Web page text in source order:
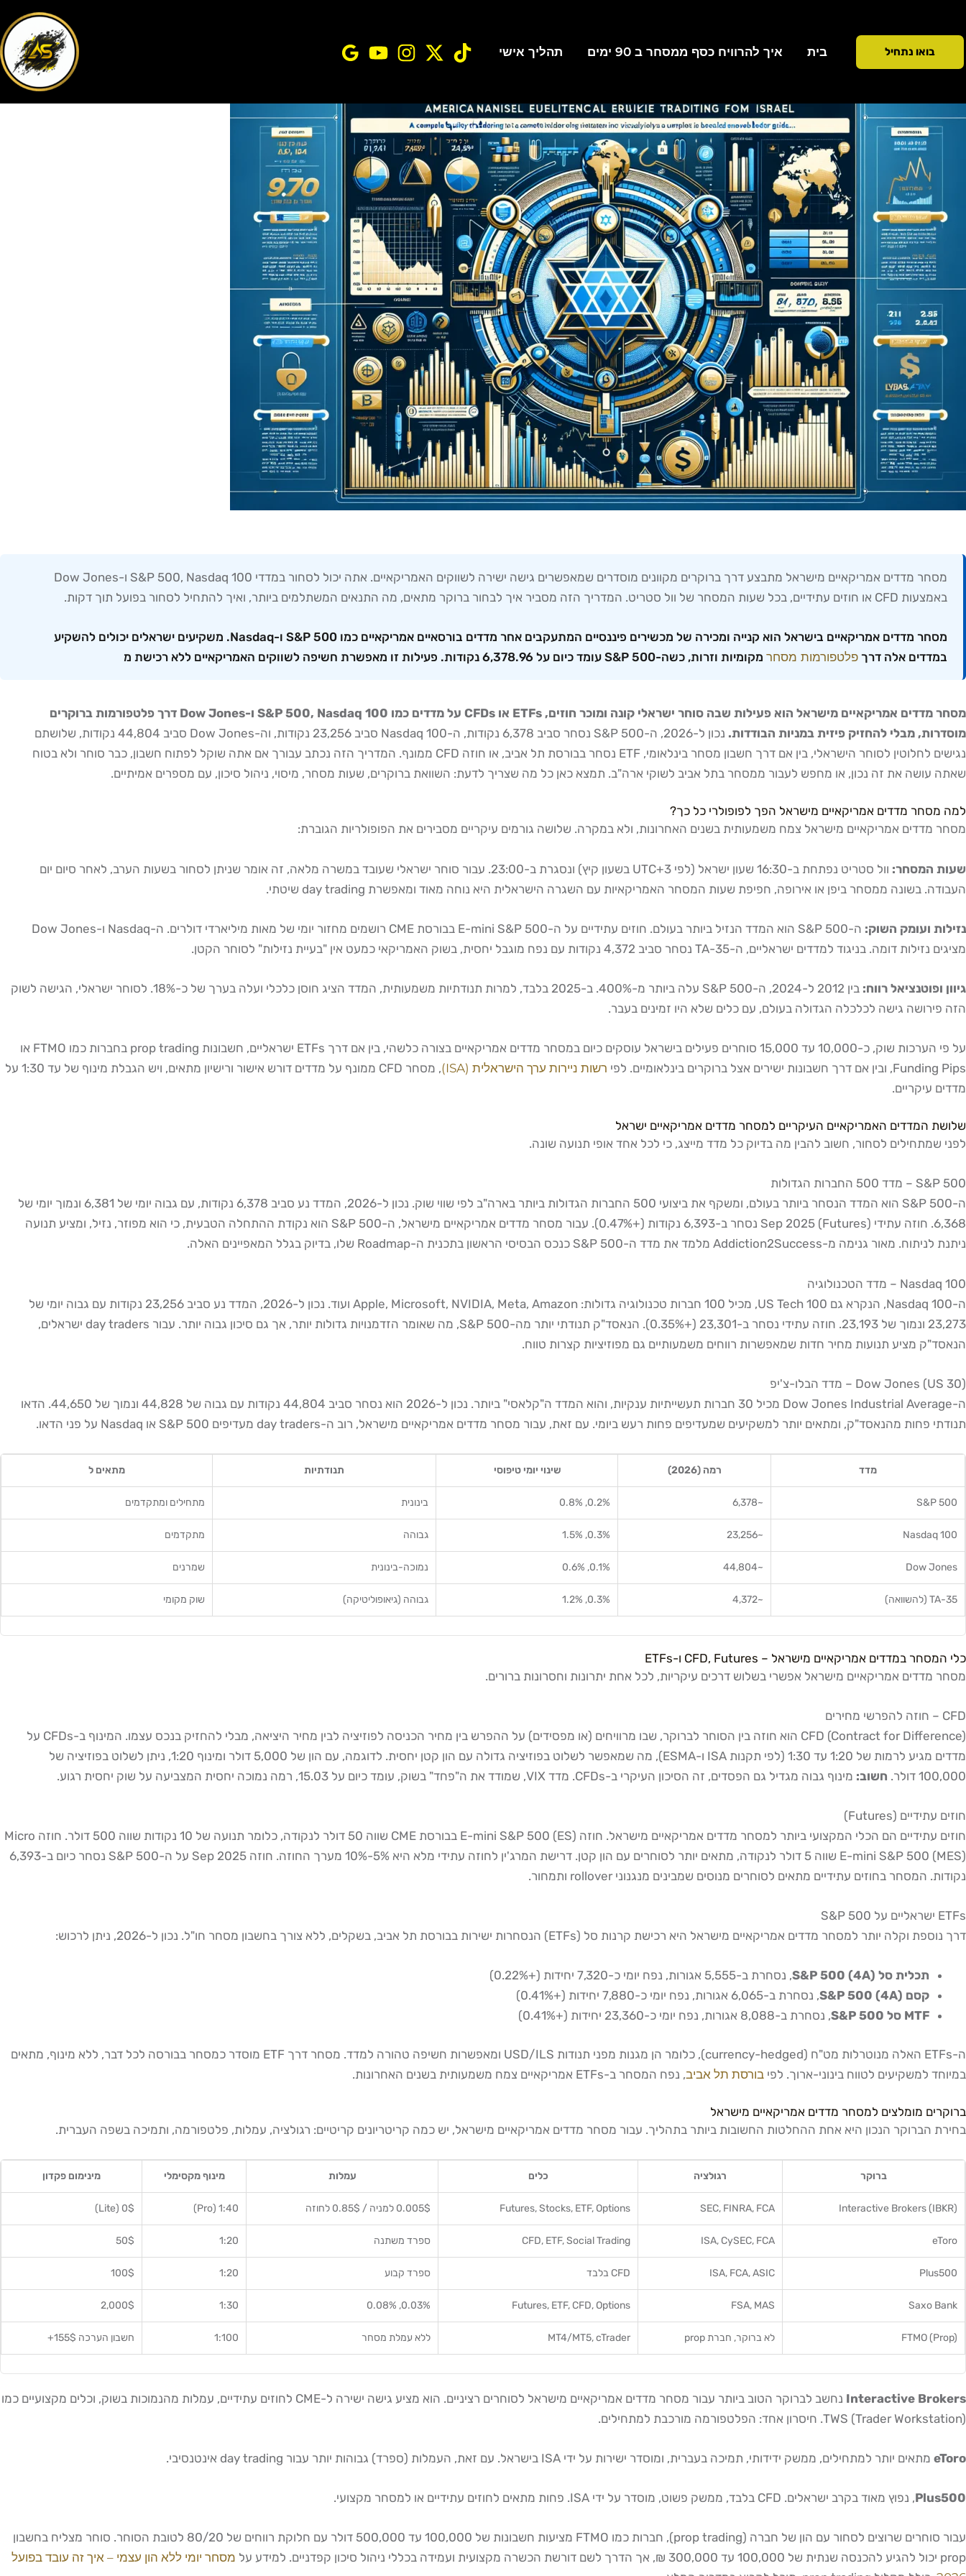
בואו נתחיל בית איך להרוויח כסף ממסחר ב 90 ימים
תהליך אישי
כתיבת תגובה /שוק ההון
מסחר מדדים אמריקאיים מישראל מתבצע דרך ברוקרים מקוונים מוסדרים שמאפשרים גישה ישירה לשווקים האמריקאיים. אתה יכול לסחור במדדי S&P 500, Nasdaq 100 ו-Dow Jones
באמצעות CFD או חוזים עתידיים, בכל שעות המסחר של וול סטריט. המדריך הזה מסביר איך לבחור ברוקר מתאים, מה התנאים המשתלמים ביותר, ואיך להתחיל לסחור בפועל תוך דקות.
מסחר מדדים אמריקאיים בישראל הוא קנייה ומכירה של מכשירים פיננסיים המתעקבים אחר מדדים בורסאיים אמריקאיים כמו S&P 500 ו-Nasdaq. משקיעים ישראלים יכולים להשקיע
במדדים אלה דרך פלטפורמות מסחר מקומיות וזרות, כשה-S&P 500 עומד כיום על 6,378.96 נקודות. פעילות זו מאפשרת חשיפה לשווקים האמריקאיים ללא רכישת מ
מסחר מדדים אמריקאיים מישראל הוא פעילות שבה סוחר ישראלי קונה ומוכר חוזים, ETFs או CFDs על מדדים כמו S&P 500, Nasdaq 100 ו-Dow Jones דרך פלטפורמות ברוקרים
מוסדרות, מבלי להחזיק פיזית במניות הבודדות.
נכון ל-2026, ה-S&P 500 נסחר סביב 6,378 נקודות, ה-Nasdaq 100 סביב 23,256 נקודות, וה-Dow Jones סביב 44,804 נקודות, שלושתם
נגישים לחלוטין לסוחר הישראלי, בין אם דרך חשבון מסחר בינלאומי, ETF נסחר בבורסת תל אביב, או חוזה CFD ממונף. המדריך הזה נכתב עבורך אם אתה שוקל לפתוח חשבון, כבר סוחר ולא בטוח
שאתה עושה את זה נכון, או מחפש לעבור ממסחר בתל אביב לשוקי ארה"ב. תמצא כאן כל מה שצריך לדעת: השוואת ברוקרים, שעות מסחר, מיסוי, ניהול סיכון, עם מספרים אמיתיים.
למה מסחר מדדים אמריקאיים מישראל הפך לפופולרי כל כך?
מסחר מדדים אמריקאיים מישראל צמח משמעותית בשנים האחרונות, ולא במקרה. שלושה גורמים עיקריים מסבירים את הפופולריות הגוברת:
שעות המסחר:
וול סטריט נפתחת ב-16:30 שעון ישראל (לפי UTC+3 בשעון קיץ) ונסגרת ב-23:00. עבור סוחר ישראלי שעובד במשרה מלאה, זה אומר שניתן לסחור בשעות הערב, לאחר סיום יום
העבודה. בשונה ממסחר ביפן או אירופה, חפיפת שעות המסחר האמריקאיות עם השגרה הישראלית היא נוחה מאוד ומאפשרת day trading שיטתי.
נזילות ועומק השוק:
ה-S&P 500 הוא המדד הנזיל ביותר בעולם. חוזים עתידיים על ה-E-mini S&P 500 בבורסת CME רושמים מחזור יומי של מאות מיליארדי דולרים. ה-Nasdaq ו-Dow Jones
מציגים נזילות דומה. בניגוד למדדים ישראליים, ה-TA-35 נסחר סביב 4,372 נקודות עם נפח מוגבל יחסית, בשוק האמריקאי כמעט אין "בעיית נזילות" לסוחר הקטן.
גיוון ופוטנציאל רווח:
בין 2012 ל-2024, ה-S&P 500 עלה ביותר מ-400%. ב-2025 בלבד, למרות תנודתיות משמעותית, המדד הציג חוסן כלכלי ועלה בערך של כ-18%. לסוחר ישראלי, הגישה לשוק
הזה פירושה גישה לכלכלה הגדולה בעולם, עם כלים שלא היו זמינים בעבר.
על פי הערכות שוק, כ-10,000 עד 15,000 סוחרים פעילים בישראל עוסקים כיום במסחר מדדים אמריקאיים בצורה כלשהי, בין אם דרך ETFs ישראליים, חשבונות prop trading בחברות כמו FTMO או
Funding Pips, ובין אם דרך חשבונות ישירים אצל ברוקרים בינלאומיים. לפי
רשות ניירות ערך הישראלית (ISA)
, מסחר CFD ממונף על מדדים דורש אישור ורישיון מתאים, ויש הגבלת מינוף של עד 1:30 על
מדדים עיקריים.
שלושת המדדים האמריקאיים העיקריים למסחר מדדים אמריקאיים ישראל
לפני שמתחילים לסחור, חשוב להבין מה בדיוק כל מדד מייצג, כי לכל אחד אופי תנועה שונה.
S&P 500 – מדד 500 החברות הגדולות
ה-S&P 500 הוא המדד הנסחר ביותר בעולם, ומשקף את ביצועי 500 החברות הגדולות ביותר בארה"ב לפי שווי שוק. נכון ל-2026, המדד נע סביב 6,378 נקודות, עם גבוה יומי של 6,381 ונמוך יומי של
6,368. חוזה עתידי (Futures) Sep 2025 נסחר ב-6,393 נקודות (+0.47%). עבור מסחר מדדים אמריקאיים מישראל, ה-S&P 500 הוא נקודת ההתחלה הטבעית, כי הוא מפוזר, נזיל, ומציע תנועה
ניתנת לניתוח. מאור גנימה מ-Addiction2Success מלמד את מדד ה-S&P 500 כנכס הבסיסי הראשון בתכנית ה-Roadmap שלו, בדיוק בגלל המאפיינים האלה.
Nasdaq 100 – מדד הטכנולוגיה
ה-Nasdaq 100, הנקרא גם US Tech 100, מכיל 100 חברות טכנולוגיה גדולות: Apple, Microsoft, NVIDIA, Meta, Amazon ועוד. נכון ל-2026, המדד נע סביב 23,256 נקודות עם גבוה יומי של
23,273 ונמוך של 23,193. חוזה עתידי נסחר ב-23,301 (+0.35%). הנאסד"ק תנודתי יותר מה-S&P 500, מה שאומר הזדמנויות גדולות יותר, אך גם סיכון גבוה יותר. עבור day traders ישראלים,
הנאסד"ק מציע תנועות מחיר חדות שמאפשרות רווחים משמעותיים גם מפוזיציות קצרות טווח.
Dow Jones (US 30) – מדד הבלו-צ'יפ
ה-Dow Jones Industrial Average מכיל 30 חברות תעשייתיות ענקיות, והוא המדד ה"קלאסי" ביותר. נכון ל-2026 הוא נסחר סביב 44,804 נקודות עם גבוה של 44,828 ונמוך של 44,650. הדאו
תנודתי פחות מהנאסד"ק, ומתאים יותר למשקיעים שמעדיפים פחות רעש ביומי. עם זאת, עבור מסחר מדדים אמריקאיים מישראל, רוב ה-day traders מעדיפים S&P 500 או Nasdaq על פני הדאו.
מדד רמה (2026) שינוי יומי טיפוסי תנודתיות מתאים ל
S&P 500
~6,378
0.2%, 0.8% בינונית מתחילים ומתקדמים
Nasdaq 100
~23,256
0.3%, 1.5% גבוהה מתקדמים
Dow Jones
~44,804
0.1%, 0.6% נמוכה-בינונית שמרנים
TA-35 (להשוואה) ~4,372
0.3%, 1.2% גבוהה (גיאופוליטיקה) שוק מקומי
כלי המסחר במדדים אמריקאיים מישראל – CFD, Futures ו-ETFs
מסחר מדדים אמריקאיים מישראל אפשרי בשלוש דרכים עיקריות, לכל אחת יתרונות וחסרונות ברורים.
CFD – חוזה להפרשי מחירים
CFD (Contract for Difference) הוא חוזה בין הסוחר לברוקר, שבו מרוויחים (או מפסידים) על ההפרש בין מחיר הכניסה לפוזיציה לבין מחיר היציאה, מבלי להחזיק בנכס עצמו. המינוף ב-CFDs על
מדדים מגיע לרמות של 1:20 עד 1:30 (לפי תקנות ISA ו-ESMA), מה שמאפשר לשלוט בפוזיציה גדולה עם הון קטן יחסית. לדוגמה, עם הון של 5,000 דולר ומינוף 1:20, ניתן לשלוט בפוזיציה של
100,000 דולר.
חשוב: מינוף גבוה מגדיל גם הפסדים, זה הסיכון העיקרי ב-CFDs. מדד VIX, שמודד את ה"פחד" בשוק, עומד כיום על 15.03, רמה נמוכה יחסית המצביעה על שוק יחסית רגוע.
חוזים עתידיים (Futures)
חוזים עתידיים הם הכלי המקצועי ביותר למסחר מדדים אמריקאיים מישראל. חוזה E-mini S&P 500 (ES) בבורסת CME שווה 50 דולר לנקודה, כלומר תנועה של 10 נקודות שווה 500 דולר. חוזה Micro
E-mini S&P 500 (MES) שווה 5 דולר לנקודה, מתאים יותר לסוחרים עם הון קטן. דרישת המרג'ין לחוזה עתידי מלא היא 5%-10% מערך החוזה. חוזה Sep 2025 על ה-S&P 500 נסחר כיום ב-6,393
נקודות. המסחר בחוזים עתידיים מתאים לסוחרים מנוסים שמבינים מנגנוני rollover ותמחור.
ETFs ישראליים על S&P 500
דרך נוספת וקלה יותר למסחר מדדים אמריקאיים מישראל היא רכישת קרנות סל (ETFs) הנסחרות ישירות בבורסת תל אביב, בשקלים, ללא צורך בחשבון מסחר חו"ל. נכון ל-2026, ניתן לרכוש:
תכלית סל (4A) S&P 500
, נסחרת ב-5,555 אגורות, נפח יומי כ-7,320 יחידות (+0.22%)
קסם (4A) S&P 500
, נסחרת ב-6,065 אגורות, נפח יומי כ-7,880 יחידות (+0.41%)
MTF סל S&P 500
, נסחרת ב-8,088 אגורות, נפח יומי כ-23,360 יחידות (+0.41%)
ה-ETFs האלה מנוטרלות מט"ח (currency-hedged), כלומר הן מגנות מפני תנודות USD/ILS ומאפשרות חשיפה טהורה למדד. מסחר דרך ETF מוסדר כמסחר בבורסה לכל דבר, ללא מינוף, מתאים
במיוחד למשקיעים לטווח בינוני-ארוך. לפי בורסת תל אביב, נפח המסחר ב-ETFs אמריקאיים צמח משמעותית בשנים האחרונות.
ברוקרים מומלצים למסחר מדדים אמריקאיים מישראל
בחירת הברוקר הנכון היא אחת ההחלטות החשובות ביותר בתהליך. עבור מסחר מדדים אמריקאיים מישראל, יש כמה קריטריונים קריטיים: רגולציה, עמלות, פלטפורמה, ותמיכה בשפה העברית.
ברוקר רגולציה כלים עמלות מינוף מקסימלי מינימום פקדון
Interactive Brokers (IBKR)
SEC, FINRA, FCA
Futures, Stocks, ETF, Options 0.005$ למניה / 0.85$ לחוזה 1:40 (Pro)
0$ (Lite)
eToro
ISA, CySEC, FCA
CFD, ETF, Social Trading ספרד משתנה 1:20
50$
Plus500
ISA, FCA, ASIC CFD בלבד ספרד קבוע 1:20
100$
Saxo Bank
FSA, MAS
Futures, ETF, CFD, Options
0.03%, 0.08%
1:30
2,000$
FTMO (Prop) לא ברוקר, חברת prop MT4/MT5, cTrader ללא עמלת מסחר 1:100 חשבון הערכה 155$+
Interactive Brokers
נחשב לברוקר הטוב ביותר עבור מסחר מדדים אמריקאיים מישראל לסוחרים רציניים. הוא מציע גישה ישירה ל-CME לחוזים עתידיים, עמלות מהנמוכות בשוק, וכלים מקצועיים כמו
TWS (Trader Workstation). חיסרון אחד: הפלטפורמה מורכבת למתחילים.
eToro מתאים יותר למתחילים, ממשק ידידותי, תמיכה בעברית, ומוסדר ישירות על ידי ISA בישראל. עם זאת, העמלות (ספרד) גבוהות יותר עבור day trading אינטנסיבי.
Plus500, נפוץ מאוד בקרב ישראלים. CFD בלבד, ממשק פשוט, מוסדר על ידי ISA. פחות מתאים לחוזים עתידיים או למסחר מקצועי.
עבור סוחרים שרוצים לסחור עם הון של חברה (prop trading), חברות כמו FTMO מציעות חשבונות של 100,000 עד 500,000 דולר עם חלוקת רווחים של 80/20 לטובת הסוחר. סוחר מצליח בחשבון
prop יכול להגיע להכנסה שנתית של 100,000 עד 300,000 ₪, אך הדרך לשם דורשת הכשרה מקצועית ועמידה בכללי ניהול סיכון קפדניים. למידע על
מסחר יומי ללא הון עצמי – איך זה עובד בפועל